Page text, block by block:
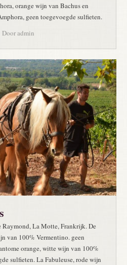
orange wijn van Bachus en
geen toegevoegde sulfieten.
Dooradmin
Raymond, La Motte, Frankrijk. De
van 100% Vermentino. geen
orange, witte wijn van 100%
sulfieten. La Fabuleuse, rode wijn